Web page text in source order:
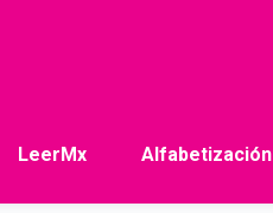
LeerMx Alfabetización